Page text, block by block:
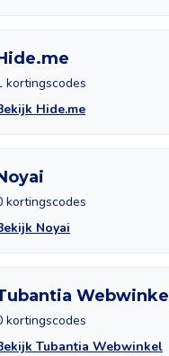
kortingscodes
Hide.me
kortingscodes
Noyai
Webwinkel
kortingscodes
Tubantia Webwinkel